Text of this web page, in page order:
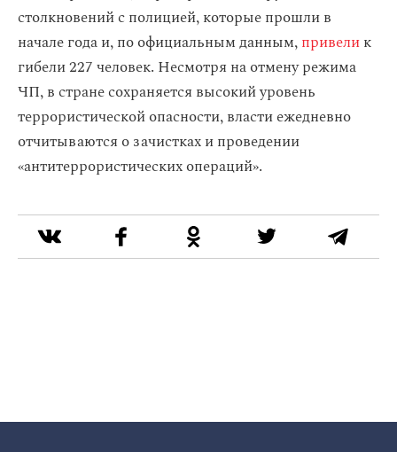
столкновений с полицией, которые прошли в
начале года и, по официальным данным,привелик
гибели 227 человек. Несмотря на отмену режима
ЧП, в стране сохраняется высокий уровень
террористической опасности, власти ежедневно
отчитываются о зачистках и проведении
«антитеррористических операций».